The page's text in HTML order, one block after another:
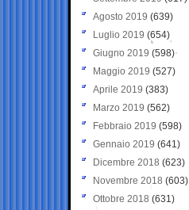
Agosto 2019 (639)
Luglio 2019 (654)
Giugno 2019 (598)
Maggio 2019 (527)
Aprile 2019 (383)
Marzo 2019 (562)
Febbraio 2019 (598)
Gennaio 2019 (641)
Dicembre 2018 (623)
Novembre 2018 (603)
Ottobre 2018 (631)